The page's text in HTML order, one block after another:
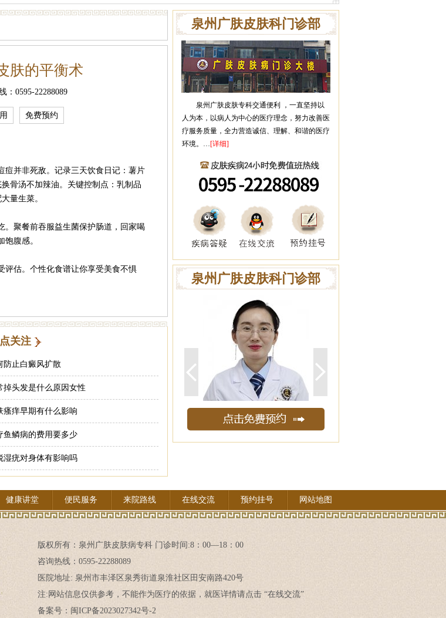
肤的平衡术
：0595-22288089
免费预约
并非死敌。记录三天饮食日记：薯片
骨汤不加辣油。关键控制点：乳制品
大量生菜。
。聚餐前吞服益生菌保护肠道，回家喝
饱腹感。
评估。个性化食谱让你享受美食不惧
关注
防止白癜风扩散
掉头发是什么原因女性
瘙痒早期有什么影响
鱼鳞病的费用要多少
湿疣对身体有影响吗
泉州广肤皮肤科门诊部
泉州广肤皮肤专科交通便利 ，一直坚持以
人为本，以病人为中心的医疗理念，努力改善医
疗服务质量，全力营造诚信、理解、和谐的医疗
环境。…[详细]
泉州广肤皮肤科门诊部
健康讲堂 便民服务 来院路线 在线交流 预约挂号 网站地图
版权所有： 泉州广肤皮肤病专科 门诊时间:8：00—18：00
咨询热线：0595-22288089
医院地址: 泉州市丰泽区泉秀街道泉淮社区田安南路420号
注:网站信息仅供参考，不能作为医疗的依据，就医详情请点击 “在线交流”
备案号：闽ICP备2023027342号-2